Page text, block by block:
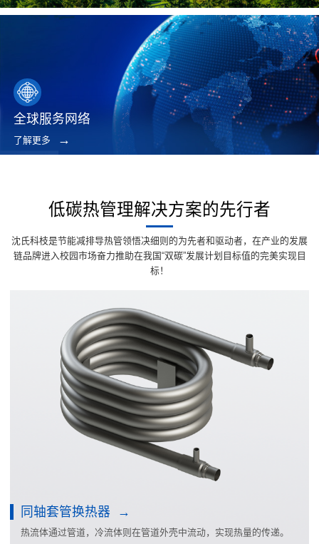
全球服务网络
了解更多
低碳热管理解决方案的先行者
沈氏科枝是节能减排导热管领悟决细则的为先者和驱动者，在产业的发展
链品牌进入校园市场奋力推助在我国“双碳”发展计划目标值的完美实现目
标！
同轴套管换热器
热流体通过管道，冷流体则在管道外壳中流动，实现热量的传递。